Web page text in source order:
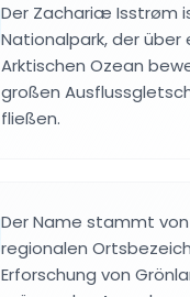
Der Zachariæ Isstrøm
Nationalpark, der über
Arktischen Ozean
großen
fließen.
Der Name stammt
regionalen
Erforschung von